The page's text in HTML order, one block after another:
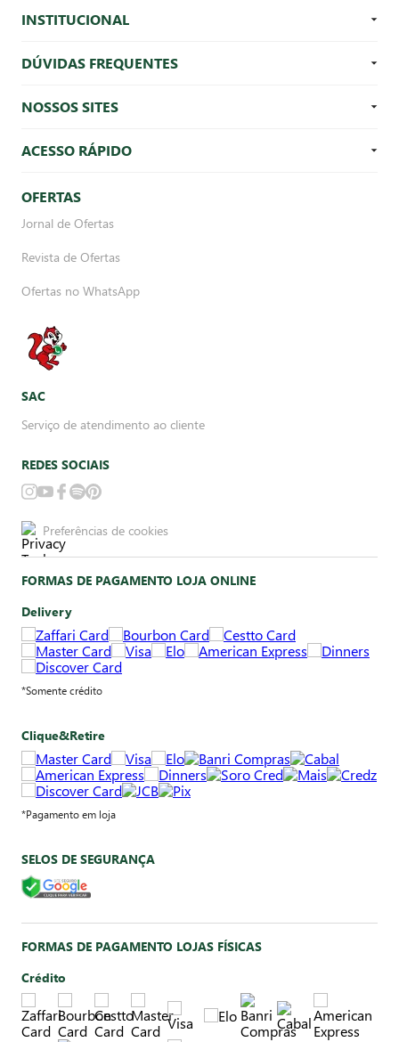
INSTITUCIONAL
DÚVIDAS FREQUENTES
NOSSOS SITES
ACESSO RÁPIDO
OFERTAS
Jornal de Ofertas
Revista de Ofertas
Ofertas no WhatsApp
SAC
Serviço de atendimento ao cliente
REDES SOCIAIS
Preferências de cookies
FORMAS DE PAGAMENTO LOJA ONLINE
Delivery
*Somente crédito
Clique&Retire
*Pagamento em loja
SELOS DE SEGURANÇA
FORMAS DE PAGAMENTO LOJAS FÍSICAS
Crédito